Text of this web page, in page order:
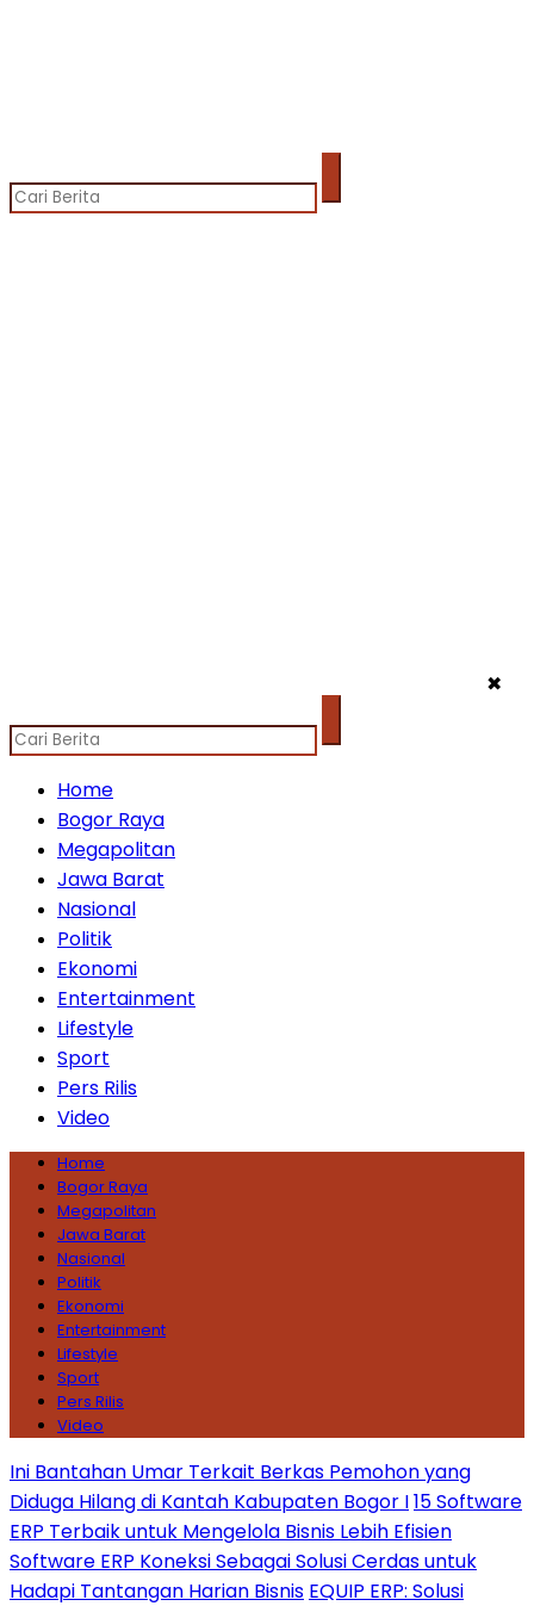
✖
Home
Bogor Raya
Megapolitan
Jawa Barat
Nasional
Politik
Ekonomi
Entertainment
Lifestyle
Sport
Pers Rilis
Video
Home
Bogor Raya
Megapolitan
Jawa Barat
Nasional
Politik
Ekonomi
Entertainment
Lifestyle
Sport
Pers Rilis
Video
Ini Bantahan Umar Terkait Berkas Pemohon yang
Diduga Hilang di Kantah Kabupaten Bogor I15 Software
ERP Terbaik untuk Mengelola Bisnis Lebih Efisien
Software ERP Koneksi Sebagai Solusi Cerdas untuk
Hadapi Tantangan Harian Bisnis EQUIP ERP: Solusi